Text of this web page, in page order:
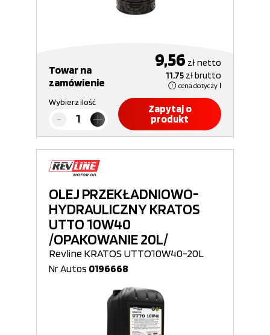
Towar na
zamówienie
9,56 złnetto
11,75 złbrutto
cena dotyczy l
Wybierz ilość
Zapytaj o
produkt
OLEJ PRZEKŁADNIOWO-
HYDRAULICZNY KRATOS
UTTO 10W40
/OPAKOWANIE 20L/
Revline KRATOS UTTO10W40-20L
Nr Autos 0196668